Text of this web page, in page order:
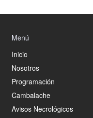
Menú
Inicio
Nosotros
Programación
Cambalache
Avisos Necrológicos